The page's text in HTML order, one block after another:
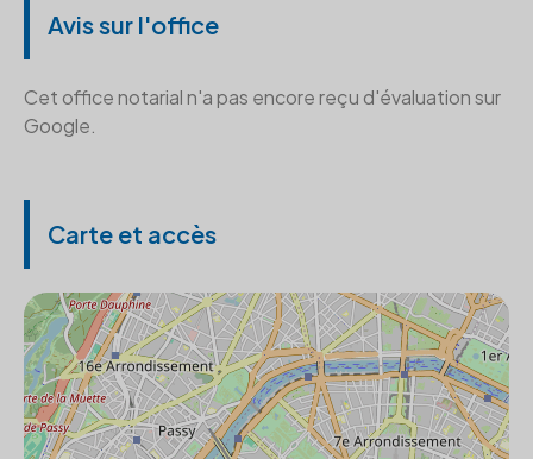
Avis sur l'office
Cet office notarial n'a pas encore reçu d'évaluation sur
Google.
Carte et accès